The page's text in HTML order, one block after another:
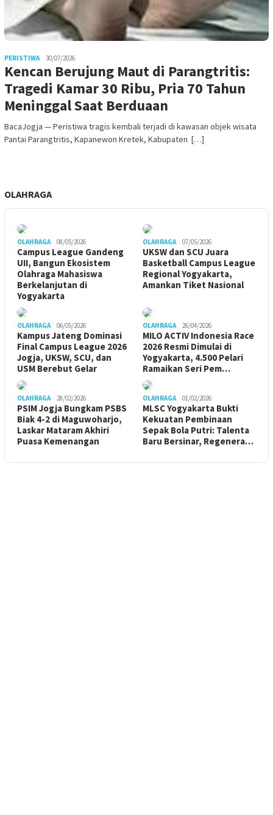
PERISTIWA 30/07/2026
Kencan Berujung Maut di Parangtritis:
Tragedi Kamar 30 Ribu, Pria 70 Tahun
Meninggal Saat Berduaan
BacaJogja — Peristiwa tragis kembali terjadi di kawasan objek wisata
Pantai Parangtritis, Kapanewon Kretek, Kabupaten […]
OLAHRAGA
OLAHRAGA 08/05/2026
Campus League Gandeng
UII, Bangun Ekosistem
Olahraga Mahasiswa
Berkelanjutan di
Yogyakarta
OLAHRAGA 07/05/2026
UKSW dan SCU Juara
Basketball Campus League
Regional Yogyakarta,
Amankan Tiket Nasional
OLAHRAGA 06/05/2026
Kampus Jateng Dominasi
Final Campus League 2026
Jogja, UKSW, SCU, dan
USM Berebut Gelar
OLAHRAGA 26/04/2026
MILO ACTIV Indonesia Race
2026 Resmi Dimulai di
Yogyakarta, 4.500 Pelari
Ramaikan Seri Pem…
OLAHRAGA 28/02/2026
PSIM Jogja Bungkam PSBS
Biak 4-2 di Maguwoharjo,
Laskar Mataram Akhiri
Puasa Kemenangan
OLAHRAGA 01/02/2026
MLSC Yogyakarta Bukti
Kekuatan Pembinaan
Sepak Bola Putri: Talenta
Baru Bersinar, Regenera…